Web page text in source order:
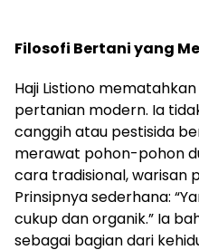
Filosofi Bertani yang
Haji Listiono
pertanian modern. Ia
canggih atau pestisida
merawat pohon-pohon
cara tradisional, warisan
Prinsipnya sederhana:
cukup dan organik.” Ia
sebagai bagian dari